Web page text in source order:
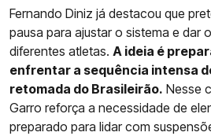
Fernando Diniz já destacou que
pausa para ajustar o sistema e dar
diferentes atletas. A ideia é
enfrentar a sequência intensa
retomada do Brasileirão. Nesse
Garro reforça a necessidade de
preparado para lidar com